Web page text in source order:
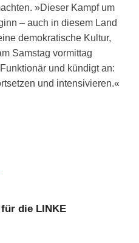
»Dieser Kampf um
– auch in diesem Land
demokratische Kultur,
Samstag vormittag
und kündigt an:
und intensivieren.«
die LINKE